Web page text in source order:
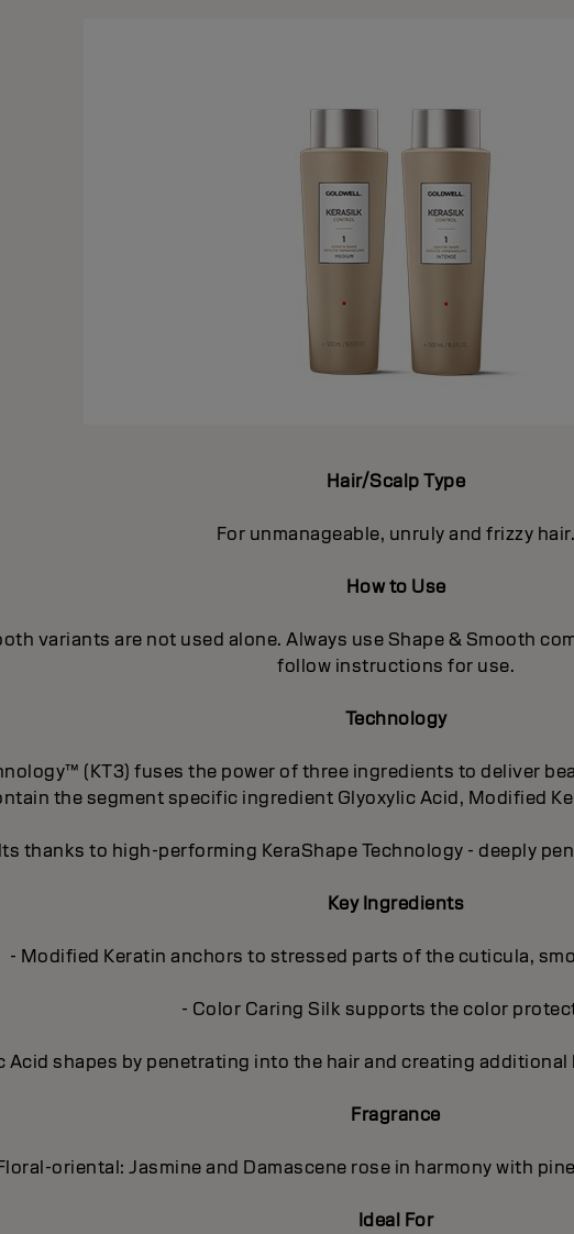
Hair/Scalp Type
For unmanageable, unruly and frizzy hair.
How to Use
variants are not used alone. Always use Shape & Smooth
follow instructions for use.
Technology
(KT3) fuses the power of three ingredients to deliver
the segment specific ingredient Glyoxylic Acid, Modified
thanks to high-performing KeraShape Technology - deeply
Key Ingredients
- Modified Keratin anchors to stressed parts of the cuticula,
- Color Caring Silk supports the color
Acid shapes by penetrating into the hair and creating
Fragrance
oriental: Jasmine and Damascene rose in harmony with
Ideal For